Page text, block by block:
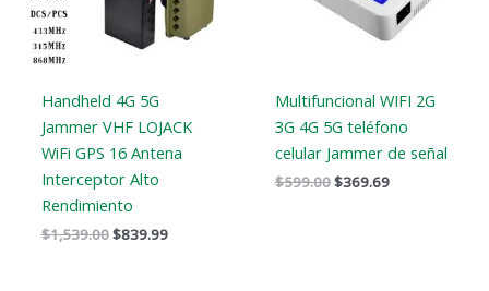
Handheld 4G 5G
Jammer VHF LOJACK
WiFi GPS 16 Antena
Interceptor Alto
Rendimiento
$1,539.00$839.99
Multifuncional WIFI 2G
3G 4G 5G teléfono
celular Jammer de señal
$599.00$369.69